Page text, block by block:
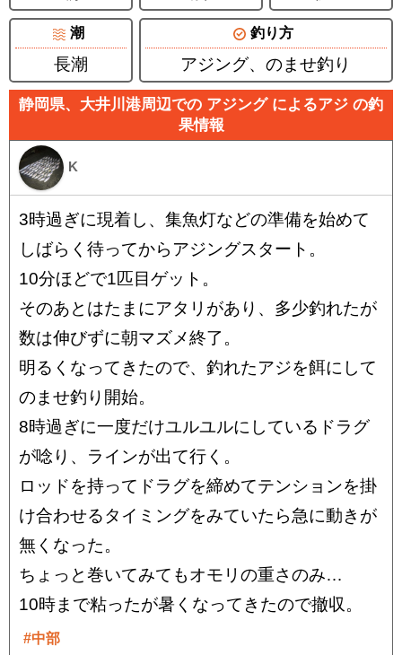
潮
長潮
釣り方
アジング、のませ釣り
静岡県、大井川港周辺での アジング によるアジ の釣
果情報
K
3時過ぎに現着し、集魚灯などの準備を始めて
しばらく待ってからアジングスタート。
10分ほどで1匹目ゲット。
そのあとはたまにアタリがあり、多少釣れたが
数は伸びずに朝マズメ終了。
明るくなってきたので、釣れたアジを餌にして
のませ釣り開始。
8時過ぎに一度だけユルユルにしているドラグ
が唸り、ラインが出て行く。
ロッドを持ってドラグを締めてテンションを掛
け合わせるタイミングをみていたら急に動きが
無くなった。
ちょっと巻いてみてもオモリの重さのみ…
10時まで粘ったが暑くなってきたので撤収。
#中部